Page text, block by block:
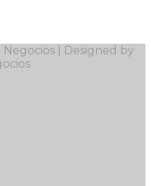
| Designed by